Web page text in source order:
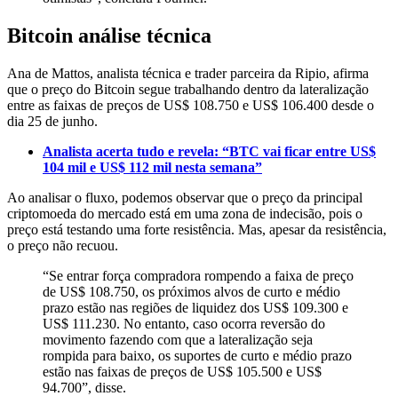
Bitcoin análise técnica
Ana de Mattos, analista técnica e trader parceira da Ripio, afirma
que o preço do Bitcoin segue trabalhando dentro da lateralização
entre as faixas de preços de US$ 108.750 e US$ 106.400 desde o
dia 25 de junho.
Analista acerta tudo e revela: “BTC vai ficar entre US$
104 mil e US$ 112 mil nesta semana”
Ao analisar o fluxo, podemos observar que o preço da principal
criptomoeda do mercado está em uma zona de indecisão, pois o
preço está testando uma forte resistência. Mas, apesar da resistência,
o preço não recuou.
“Se entrar força compradora rompendo a faixa de preço
de US$ 108.750, os próximos alvos de curto e médio
prazo estão nas regiões de liquidez dos US$ 109.300 e
US$ 111.230. No entanto, caso ocorra reversão do
movimento fazendo com que a lateralização seja
rompida para baixo, os suportes de curto e médio prazo
estão nas faixas de preços de US$ 105.500 e US$
94.700”, disse.